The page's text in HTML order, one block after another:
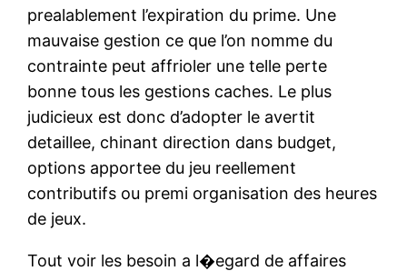
prealablement l’expiration du prime. Une
mauvaise gestion ce que l’on nomme du
contrainte peut affrioler une telle perte
bonne tous les gestions caches. Le plus
judicieux est donc d’adopter le avertit
detaillee, chinant direction dans budget,
options apportee du jeu reellement
contributifs ou premi organisation des heures
de jeux.
Tout voir les besoin a l�egard de affaires